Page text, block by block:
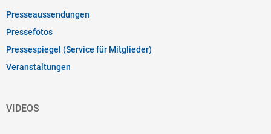
Presseaussendungen
Pressefotos
Pressespiegel (Service für Mitglieder)
Veranstaltungen
VIDEOS